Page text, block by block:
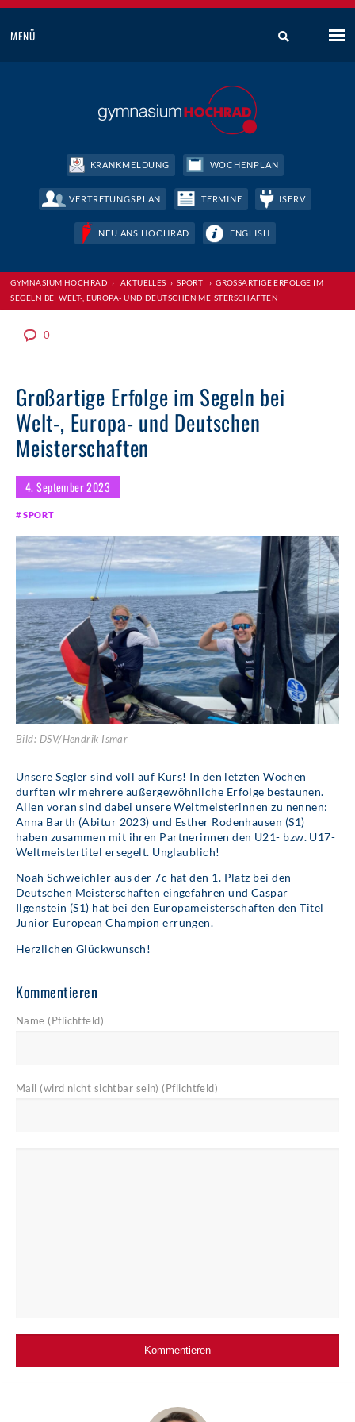
MENÜ
KRANKMELDUNG WOCHENPLAN
VERTRETUNGSPLAN TERMINE ISERV
NEU ANS HOCHRAD ENGLISH
GYMNASIUM HOCHRAD › AKTUELLES ›SPORT ›GROSSARTIGE ERFOLGE IM S
EGELN BEI WELT-, EUROPA- UND DEUTSCHEN MEISTERSCHAFTEN
0
Großartige Erfolge im Segeln bei
Welt-, Europa- und Deutschen
Meisterschaften
4. September 2023
SPORT
Bild: DSV/Hendrik Ismar
Unsere Segler sind voll auf Kurs! In den letzten Wochen
durften wir mehrere außergewöhnliche Erfolge bestaunen.
Allen voran sind dabei unsere Weltmeisterinnen zu nennen:
Anna Barth (Abitur 2023) und Esther Rodenhausen (S1)
haben zusammen mit ihren Partnerinnen den U21- bzw. U17-
Weltmeistertitel ersegelt. Unglaublich!
Noah Schweichler aus der 7c hat den 1. Platz bei den
Deutschen Meisterschaften eingefahren und Caspar
Ilgenstein (S1) hat bei den Europameisterschaften den Titel
Junior European Champion errungen.
Herzlichen Glückwunsch!
Kommentieren
Name (Pflichtfeld)
Mail (wird nicht sichtbar sein) (Pflichtfeld)